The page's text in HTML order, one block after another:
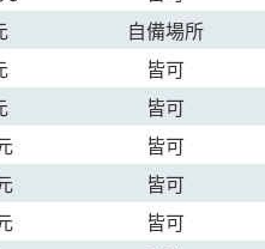
自備場所
皆可
皆可
皆可
皆可
皆可